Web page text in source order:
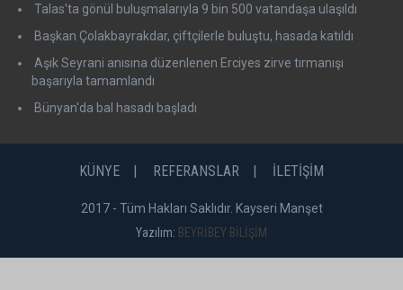
Talas'ta gönül buluşmalarıyla 9 bin 500 vatandaşa ulaşıldı
Başkan Çolakbayrakdar, çiftçilerle buluştu, hasada katıldı
Aşık Seyrani anısına düzenlenen Erciyes zirve tırmanışı
başarıyla tamamlandı
Bünyan'da bal hasadı başladı
KÜNYE REFERANSLAR İLETİŞİM
2017 - Tüm Hakları Saklıdır. Kayseri Manşet
Yazılım: BEYRİBEY BİLİŞİM